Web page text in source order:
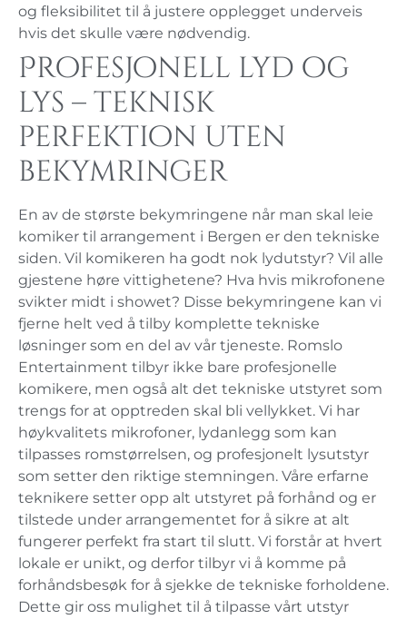
og fleksibilitet til å justere opplegget underveis
hvis det skulle være nødvendig.
Profesjonell lyd og
lys – teknisk
perfektion uten
bekymringer
En av de største bekymringene når man skal leie
komiker til arrangement i Bergen er den tekniske
siden. Vil komikeren ha godt nok lydutstyr? Vil alle
gjestene høre vittighetene? Hva hvis mikrofonene
svikter midt i showet? Disse bekymringene kan vi
fjerne helt ved å tilby komplette tekniske
løsninger som en del av vår tjeneste. Romslo
Entertainment tilbyr ikke bare profesjonelle
komikere, men også alt det tekniske utstyret som
trengs for at opptreden skal bli vellykket. Vi har
høykvalitets mikrofoner, lydanlegg som kan
tilpasses romstørrelsen, og profesjonelt lysutstyr
som setter den riktige stemningen. Våre erfarne
teknikere setter opp alt utstyret på forhånd og er
tilstede under arrangementet for å sikre at alt
fungerer perfekt fra start til slutt. Vi forstår at hvert
lokale er unikt, og derfor tilbyr vi å komme på
forhåndsbesøk for å sjekke de tekniske forholdene.
Dette gir oss mulighet til å tilpasse vårt utstyr